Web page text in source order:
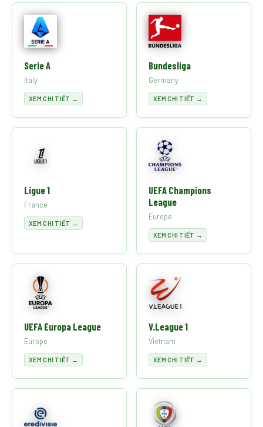
Serie A
Italy
XEM CHI TIẾT →
Bundesliga
Germany
XEM CHI TIẾT →
Ligue 1
France
XEM CHI TIẾT →
UEFA Champions
League
Europe
XEM CHI TIẾT →
UEFA Europa League
Europe
XEM CHI TIẾT →
V.League 1
Vietnam
XEM CHI TIẾT →